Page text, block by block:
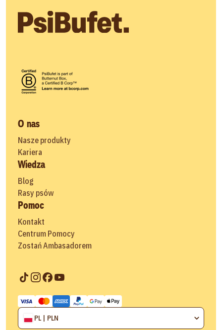
O nas
Nasze produkty
Kariera
Wiedza
Blog
Rasy psów
Pomoc
Kontakt
Centrum Pomocy
Zostań Ambasadorem
PL | PLN